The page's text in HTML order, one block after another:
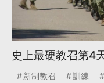
史上最硬教召第4
新制教召 訓練